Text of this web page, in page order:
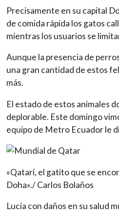
Precisamente en su capital
de comida rápida los gatos
mientras los usuarios se
Aunque la presencia de
una gran cantidad de estos
más.
El estado de estos animales
deplorable. Este domingo
equipo de Metro Ecuador le
«Qatarí, el gatito que se
Doha»./ Carlos Bolaños
Lucía con daños en su salud